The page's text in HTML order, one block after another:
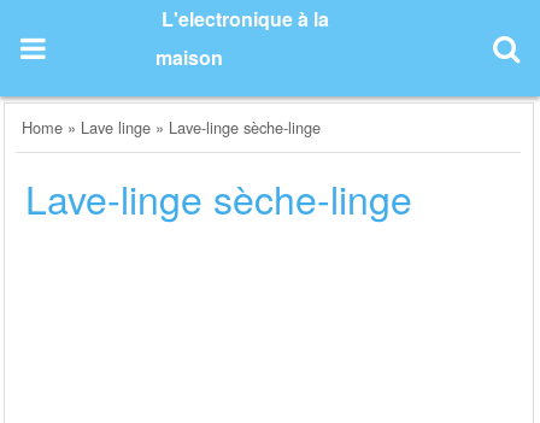
content
L'electronique à la
maison
Home » Lave linge » Lave-linge sèche-linge
Lave-linge sèche-linge